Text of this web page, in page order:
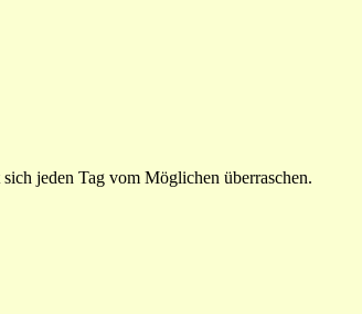
jeden Tag vom Möglichen überraschen.